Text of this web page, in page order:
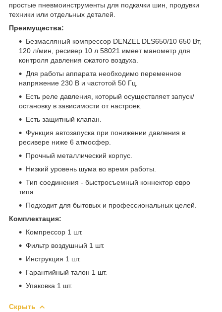
простые пневмоинструменты для подкачки шин, продувки
техники или отдельных деталей.
Преимущества:
Безмасляный компрессор DENZEL DLS650/10 650 Вт,
120 л/мин, ресивер 10 л 58021 имеет манометр для
контроля давления сжатого воздуха.
Для работы аппарата необходимо переменное
напряжение 230 В и частотой 50 Гц.
Есть реле давления, который осуществляет запуск/
остановку в зависимости от настроек.
Есть защитный клапан.
Функция автозапуска при понижении давления в
ресивере ниже 6 атмосфер.
Прочный металлический корпус.
Низкий уровень шума во время работы.
Тип соединения - быстросъемный коннектор евро
типа.
Подходит для бытовых и профессиональных целей.
Комплектация:
Компрессор 1 шт.
Фильтр воздушный 1 шт.
Инструкция 1 шт.
Гарантийный талон 1 шт.
Упаковка 1 шт.
Скрыть